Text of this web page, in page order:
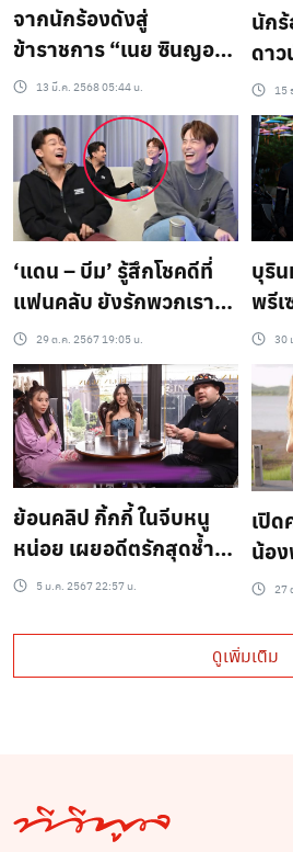
จากนักร้องดังสู่
ข้าราชการ “เนย ซินญอริ
ต้า” รับตำแหน่งใหม่
ทำงานเพื่อชาวชลบุรี
13 มี.ค. 2568 05:44 น.
นัก
ดาว
อุทา
เรื่อ
ชน
15
‘แดน – บีม’ รู้สึกโชคดีที่
แฟนคลับ ยังรักพวกเรา
เหมือนเดิม ยกให้แฟนคลับ
เท่ากับครอบครัว..?
29 ต.ค. 2567 19:05 น.
บุริ
พรีเ
30
ย้อนคลิป กิ้กกี้ ในจีบหนู
หน่อย เผยอดีตรักสุดช้ำ
หลังเลิกกับนักร้องดัง ใคร
5 ม.ค. 2567 22:57 น.
เปิ
น้อง
ดังจ27
ดูเพิ่มเติม